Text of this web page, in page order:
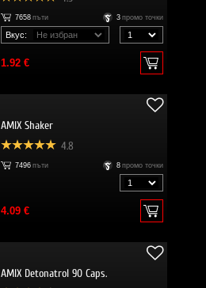
7658 пъти 3 промо точки
Вкус:
1.92 €
AMIX Shaker
4.8
7496 пъти 8 промо точки
4.09 €
AMIX Detonatrol 90 Caps.